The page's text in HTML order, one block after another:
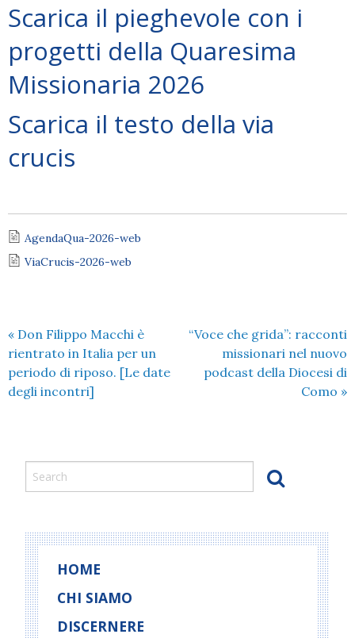
Scarica il pieghevole con i
progetti della Quaresima
Missionaria 2026
Scarica il testo della via
crucis
AgendaQua-2026-web
ViaCrucis-2026-web
« Don Filippo Macchi è
rientrato in Italia per un
periodo di riposo. [Le date
degli incontri]
“Voce che grida”: racconti
missionari nel nuovo
podcast della Diocesi di
Como »
HOME
CHI SIAMO
DISCERNERE